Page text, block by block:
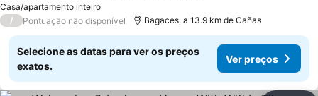
Casa/apartamento inteiro
/ Pontuação não disponível Bagaces, a 13.9 km de Cañas
Selecione as datas para ver os preços
exatos.
Ver preços